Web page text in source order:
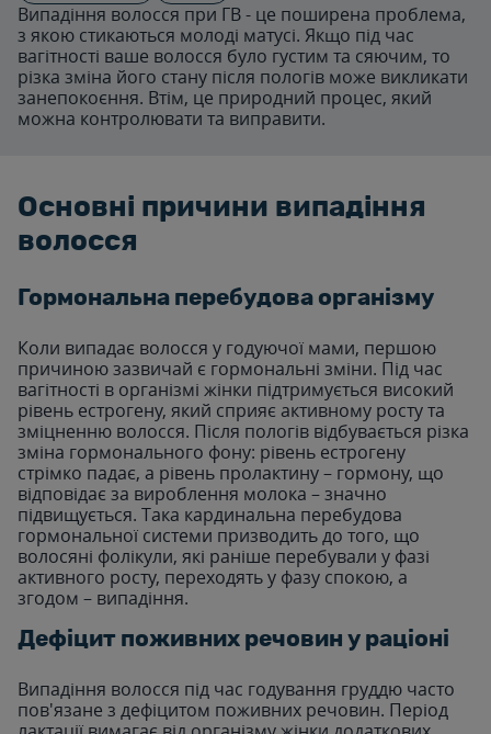
Випадіння волосся при ГВ - це поширена проблема,
з якою стикаються молоді матусі. Якщо під час
вагітності ваше волосся було густим та сяючим, то
різка зміна його стану після пологів може викликати
занепокоєння. Втім, це природний процес, який
можна контролювати та виправити.
Основні причини випадіння
волосся
Гормональна перебудова організму
Коли випадає волосся у годуючої мами, першою
причиною зазвичай є гормональні зміни. Під час
вагітності в організмі жінки підтримується високий
рівень естрогену, який сприяє активному росту та
зміцненню волосся. Після пологів відбувається різка
зміна гормонального фону: рівень естрогену
стрімко падає, а рівень пролактину – гормону, що
відповідає за вироблення молока – значно
підвищується. Така кардинальна перебудова
гормональної системи призводить до того, що
волосяні фолікули, які раніше перебували у фазі
активного росту, переходять у фазу спокою, а
згодом – випадіння.
Дефіцит поживних речовин у раціоні
Випадіння волосся під час годування груддю часто
пов'язане з дефіцитом поживних речовин. Період